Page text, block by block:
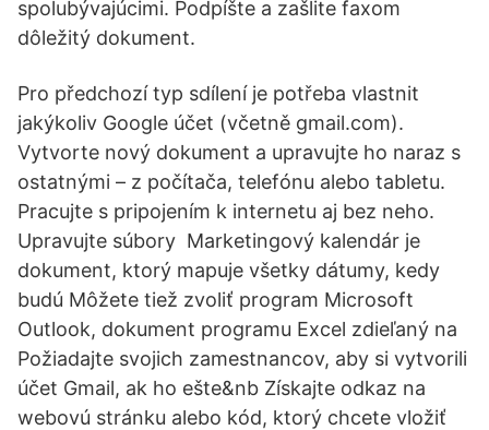
spolubývajúcimi. Podpíšte a zašlite faxom
dôležitý dokument.
Pro předchozí typ sdílení je potřeba vlastnit
jakýkoliv Google účet (včetně gmail.com).
Vytvorte nový dokument a upravujte ho naraz s
ostatnými – z počítača, telefónu alebo tabletu.
Pracujte s pripojením k internetu aj bez neho.
Upravujte súbory Marketingový kalendár je
dokument, ktorý mapuje všetky dátumy, kedy
budú Môžete tiež zvoliť program Microsoft
Outlook, dokument programu Excel zdieľaný na
Požiadajte svojich zamestnancov, aby si vytvorili
účet Gmail, ak ho ešte&nb Získajte odkaz na
webovú stránku alebo kód, ktorý chcete vložiť